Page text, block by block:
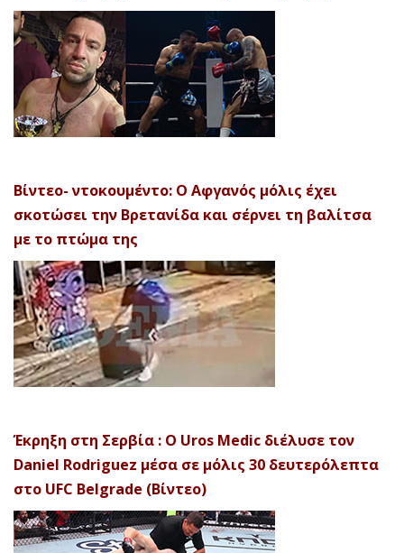
Βίντεο- ντοκουμέντο: Ο Αφγανός μόλις έχει
σκοτώσει την Βρετανίδα και σέρνει τη βαλίτσα
με το πτώμα της
Έκρηξη στη Σερβία : Ο Uros Medic διέλυσε τον
Daniel Rodriguez μέσα σε μόλις 30 δευτερόλεπτα
στο UFC Belgrade (Βίντεο)